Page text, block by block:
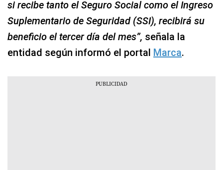
si recibe tanto el Seguro Social como el Ingreso
Suplementario de Seguridad (SSI), recibirá su
beneficio el tercer día del mes”, señala la
entidad según informó el portal Marca.